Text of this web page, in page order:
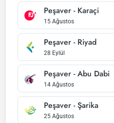
Peşaver - Karaçi
15 Ağustos
Peşaver - Riyad
28 Eylül
Peşaver - Abu Dabi
14 Ağustos
Peşaver - Şarika
25 Ağustos